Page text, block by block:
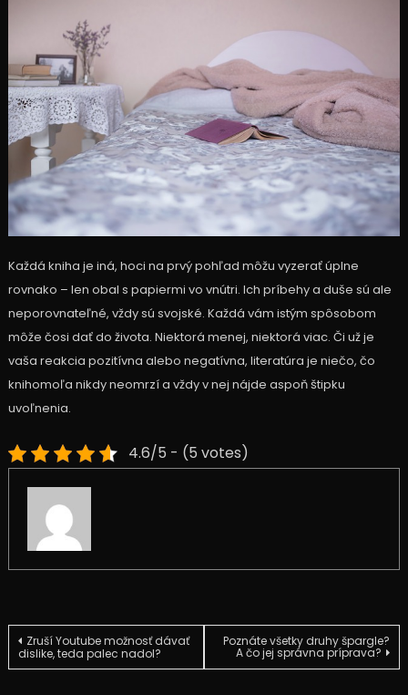
Každá kniha je iná, hoci na prvý pohľad môžu vyzerať úplne
rovnako – len obal s papiermi vo vnútri. Ich príbehy a duše sú ale
neporovnateľné, vždy sú svojské. Každá vám istým spôsobom
môže čosi dať do života. Niektorá menej, niektorá viac. Či už je
vaša reakcia pozitívna alebo negatívna, literatúra je niečo, čo
knihomoľa nikdy neomrzí a vždy v nej nájde aspoň štipku
uvoľnenia.
4.6/5 - (5 votes)
Navigace
Zruší Youtube možnosť dávať
dislike, teda palec nadol?
Poznáte všetky druhy špargle?
A čo jej správna príprava?